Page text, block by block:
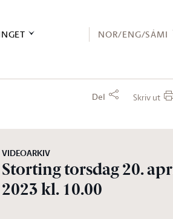
NOR/ENG/SÁMI
Del Skriv ut
VIDEOARKIV
Storting torsdag 20.
2023 kl. 10.00